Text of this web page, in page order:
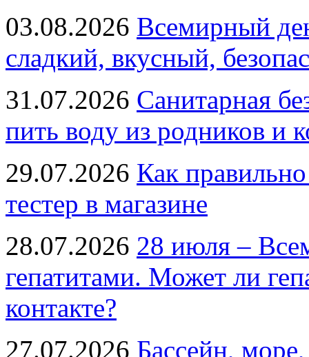
03.08.2026 Всемирный
сладкий, вкусный,
31.07.2026 Санитарная
пить воду из родников и
29.07.2026 Как
тестер в магазине
28.07.2026 28 июля –
гепатитами. Может ли
контакте?
27.07.2026 Бассейн,